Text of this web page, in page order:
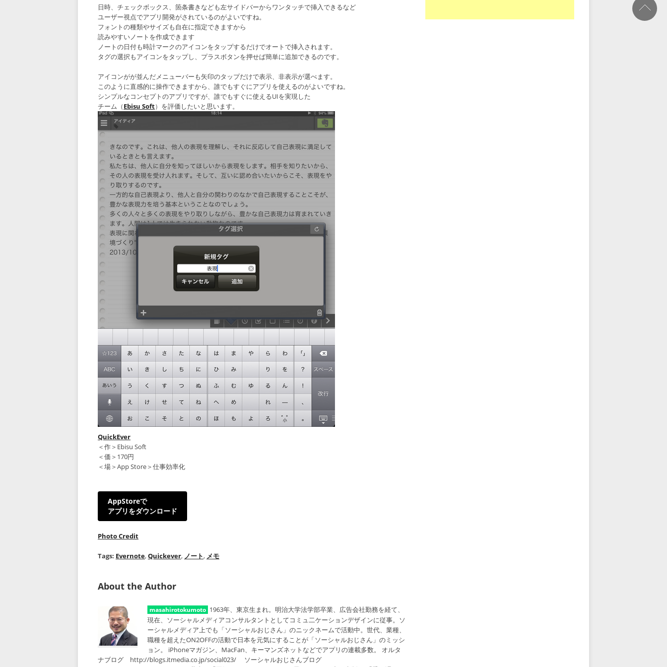
日時、チェックボックス、箇条書きなども左サイドバーからワンタッチで挿入できるなど
ユーザー視点でアプリ開発がされているのがよいですね。
フォントの種類やサイズも自在に指定できますから
読みやすいノートを作成できます
ノートの日付も時計マークのアイコンをタップするだけでオートで挿入されます。
タグの選択もアイコンをタップし、プラスボタンを押せば簡単に追加できるのです。
アイコンがが並んだメニューバーも矢印のタップだけで表示、非表示が選べます。
このように直感的に操作できますから、誰でもすぐにアプリを使えるのがよいですね。
シンプルなコンセプトのアプリですが、誰でもすぐに使えるUIを実現した
チーム（Ebisu Soft）を評価したいと思います。
QuickEver
＜作＞Ebisu Soft
＜価＞170円
＜場＞App Store＞仕事効率化
AppStoreで
アプリをダウンロード
Photo Credit
Tags: Evernote,Quickever, ノート, メモ
About the Author
masahirotokumoto 1963年、東京生まれ。明治大学法学部卒業、広告会社勤務を経て、
現在、ソーシャルメディアコンサルタントとしてコミュ二ケーションデザインに従事。ソ
ーシャルメディア上でも「ソーシャルおじさん」のニックネームで活動中。世代、業種、
職種を超えたON2OFFの活動で日本を元気にすることが「ソーシャルおじさん」のミッシ
ョン。 iPhoneマガジン、MacFan、キーマンズネットなどでアプリの連載多数。 オルタ
ナブログ http://blogs.itmedia.co.jp/social023/ ソーシャルおじさんブログ